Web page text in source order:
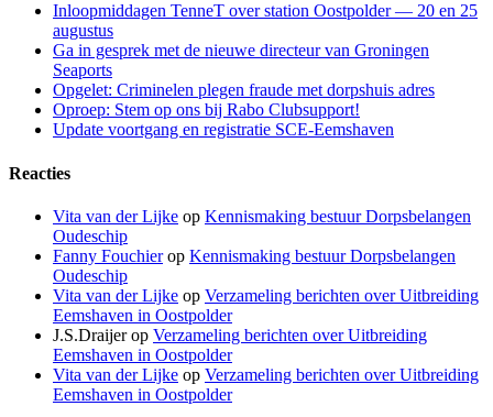
Inloopmiddagen TenneT over station Oostpolder — 20 en 25
augustus
Ga in gesprek met de nieuwe directeur van Groningen
Seaports
Opgelet: Criminelen plegen fraude met dorpshuis adres
Oproep: Stem op ons bij Rabo Clubsupport!
Update voortgang en registratie SCE-Eemshaven
Reacties
Vita van der Lijke op Kennismaking bestuur Dorpsbelangen
Oudeschip
Fanny Fouchierop Kennismaking bestuur Dorpsbelangen
Oudeschip
Vita van der Lijke op Verzameling berichten over Uitbreiding
Eemshaven in Oostpolder
J.S.Draijerop Verzameling berichten over Uitbreiding
Eemshaven in Oostpolder
Vita van der Lijke op Verzameling berichten over Uitbreiding
Eemshaven in Oostpolder